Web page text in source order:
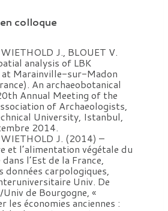
colloque
J., BLOUET V.
analysis of LBK
at Marainville-sur-Madon
An archaeobotanical
Annual Meeting of the
of Archaeologists,
University, Istanbul,
2014.
WIETHOLD J. (2014) –
et l’alimentation végétale du
l’Est de la France,
données carpologiques,
Univ. De
de Bourgogne, «
les économies anciennes :